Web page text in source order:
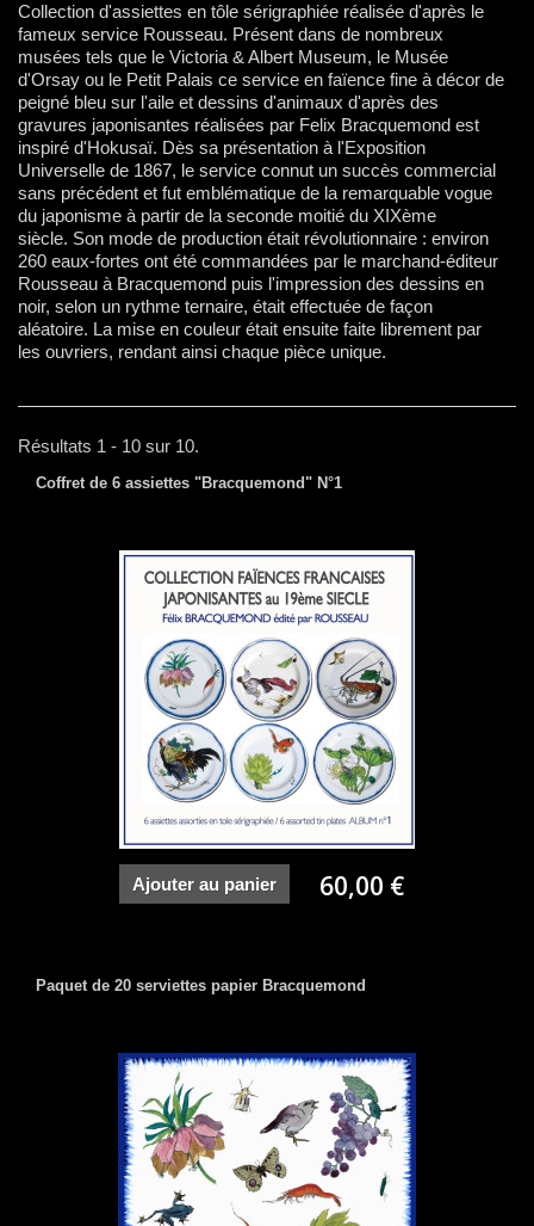
Collection d'assiettes en tôle sérigraphiée réalisée d'après le
fameux service Rousseau. Présent dans de nombreux
musées tels que le Victoria & Albert Museum, le Musée
d'Orsay ou le Petit Palais ce service en faïence fine à décor de
peigné bleu sur l'aile et dessins d'animaux d'après des
gravures japonisantes réalisées par Felix Bracquemond est
inspiré d'Hokusaï. Dès sa présentation à l'Exposition
Universelle de 1867, le service connut un succès commercial
sans précédent et fut emblématique de la remarquable vogue
du japonisme à partir de la seconde moitié du XIXème
siècle. Son mode de production était révolutionnaire : environ
260 eaux-fortes ont été commandées par le marchand-éditeur
Rousseau à Bracquemond puis l'impression des dessins en
noir, selon un rythme ternaire, était effectuée de façon
aléatoire. La mise en couleur était ensuite faite librement par
les ouvriers, rendant ainsi chaque pièce unique.
Résultats 1 - 10 sur 10.
Coffret de 6 assiettes "Bracquemond" N°1
Ajouter au panier 60,00 €
Paquet de 20 serviettes papier Bracquemond